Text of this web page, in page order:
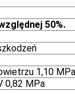
50%.
1,10 MPa
0,82 MPa